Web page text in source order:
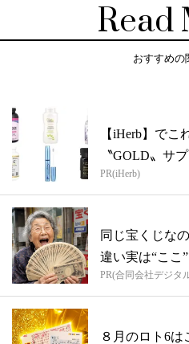
Read
おすすめの
【iHerb】でこ
〝GOLD〟サプ
PR(iHerb)
同じ宝くじな
違い実は“ここ
PR(合同会社デジタ
８月のロト6